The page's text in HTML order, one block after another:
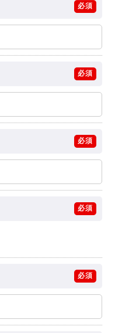
必須
必須
必須
必須
必須